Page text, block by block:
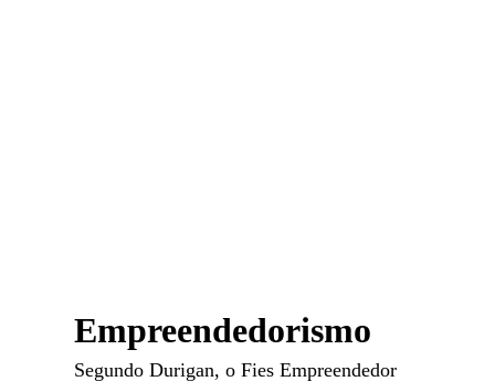
Empreendedorismo
Segundo Durigan, o Fies Empreendedor